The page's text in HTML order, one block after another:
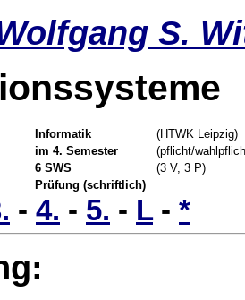
S.
Informatik
(HTWK Leipzig)
im 4. Semester
(pflicht/
6 SWS
(3 V, 3 P)
Prüfung (schriftlich)
- 4. - 5. - L- *